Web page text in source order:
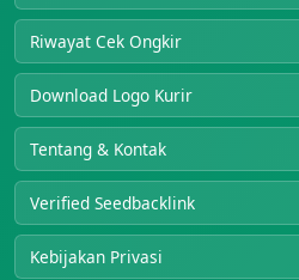
Riwayat Cek Ongkir
Download Logo Kurir
Tentang & Kontak
Verified Seedbacklink
Kebijakan Privasi